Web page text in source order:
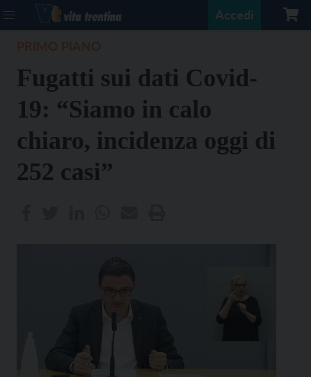
Accedi
Fugatti sui dati Covid-
19: “Siamo in calo
chiaro, incidenza oggi di
252 casi”